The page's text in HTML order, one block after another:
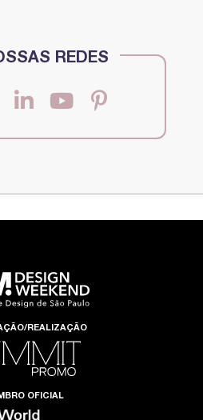
REDES
REALIZAÇÃO
OFICIAL